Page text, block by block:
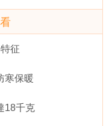
征
寒保暖
18千克